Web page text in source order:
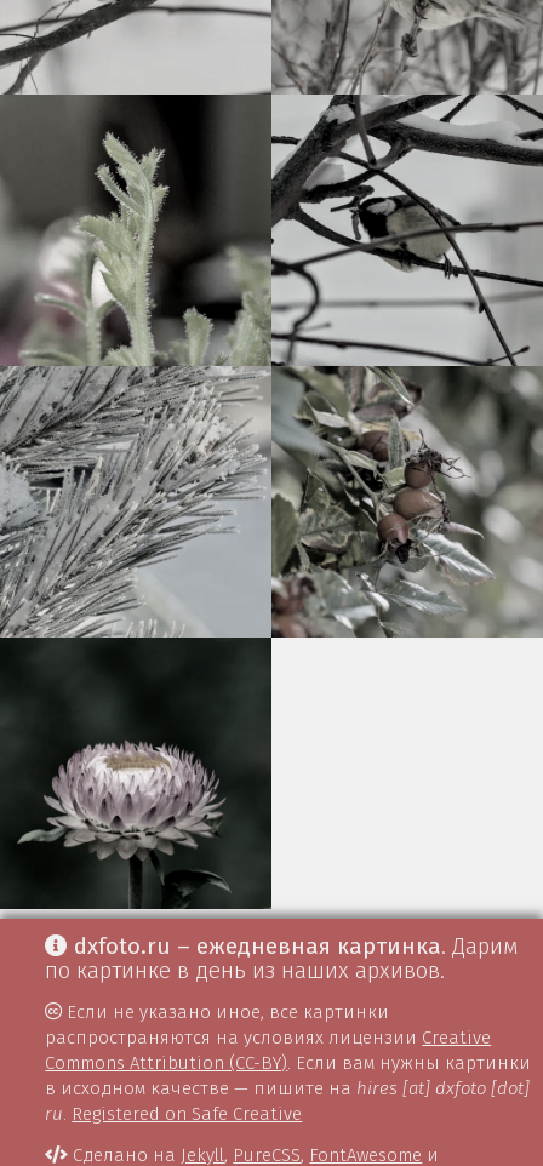
dxfoto.ru – ежедневная картинка. Дарим
по картинке в день из наших архивов.
Если не указано иное, все картинки
распространяются на условиях лицензии Creative
Commons Attribution (CC-BY). Если вам нужны картинки
в исходном качестве — пишите на hires [at] dxfoto [dot]
ru. Registered on Safe Creative
Сделано на Jekyll, PureCSS, FontAwesome и